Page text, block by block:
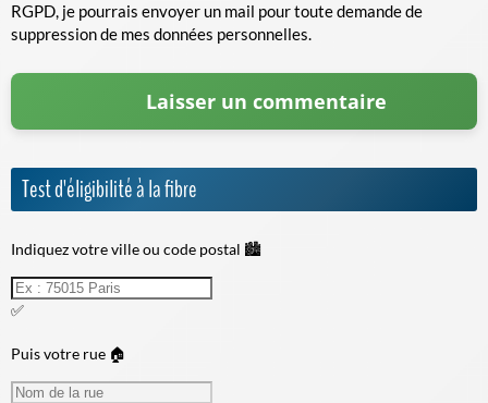
RGPD, je pourrais envoyer un mail pour toute demande de
suppression de mes données personnelles.
Test d'éligibilité à la fibre
Indiquez votre ville ou code postal 🏙️
✅
Puis votre rue 🏠